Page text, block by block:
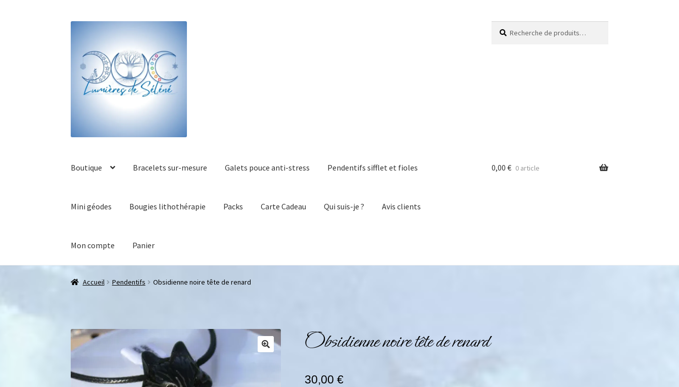
Boutique Bracelets sur-mesure Galets pouce anti-stress Pendentifs sifflet et fioles
Mini géodes Bougies lithothérapie Packs Carte Cadeau Qui suis-je ? Avis clients
Mon compte Panier
0,00 € 0 article
Accueil Pendentifs Obsidienne noire tête de renard
Obsidienne noire tête de renard
30,00 €